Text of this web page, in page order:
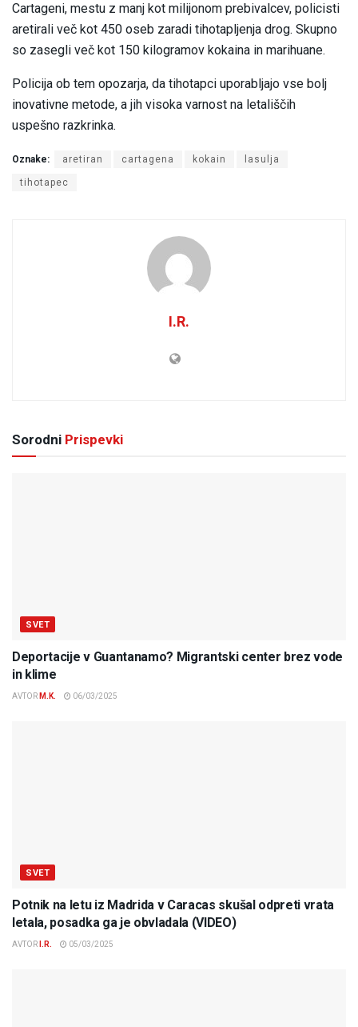
Cartageni, mestu z manj kot milijonom prebivalcev, policisti
aretirali več kot 450 oseb zaradi tihotapljenja drog. Skupno
so zasegli več kot 150 kilogramov kokaina in marihuane.
Policija ob tem opozarja, da tihotapci uporabljajo vse bolj
inovativne metode, a jih visoka varnost na letališčih
uspešno razkrinka.
Oznake: aretiran cartagena kokain lasulja
tihotapec
I.R.
Sorodni Prispevki
SVET
Deportacije v Guantanamo? Migrantski center brez vode
in klime
AVTOR M.K. 06/03/2025
SVET
Potnik na letu iz Madrida v Caracas skušal odpreti vrata
letala, posadka ga je obvladala (VIDEO)
AVTOR I.R. 05/03/2025